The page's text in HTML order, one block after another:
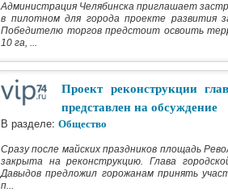
Администрация Челябинска приглашает
в пилотном для города проекте развития
Победителю торгов предстоит освоить
10 га, ...
Проект реконструкции
представлен на обсуждение
В разделе: Общество
Сразу после майских праздников площадь
закрыта на реконструкцию. Глава
Давыдов предложил горожанам принять
п...